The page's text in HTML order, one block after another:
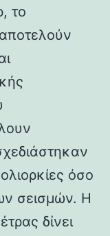
το
όσο
σεισμών. Η
δίνει